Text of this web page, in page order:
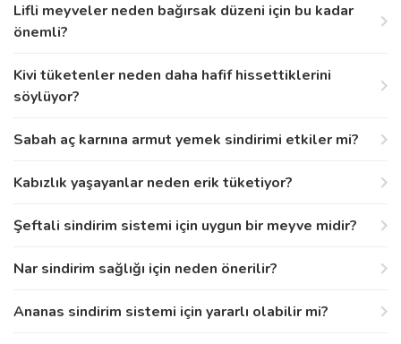
Lifli meyveler neden bağırsak düzeni için bu kadar
önemli?
Kivi tüketenler neden daha hafif hissettiklerini
söylüyor?
Sabah aç karnına armut yemek sindirimi etkiler mi?
Kabızlık yaşayanlar neden erik tüketiyor?
Şeftali sindirim sistemi için uygun bir meyve midir?
Nar sindirim sağlığı için neden önerilir?
Ananas sindirim sistemi için yararlı olabilir mi?